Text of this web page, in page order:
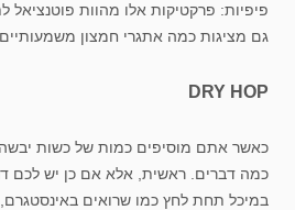
פיפיות: פרקטיקות אלו מהוות
גם מציגות כמה אתגרי חמצון משמעותיים.
DRY HOP
כאשר אתם מוסיפים כמות של כשות
כמה דברים. ראשית, אלא אם כן יש לכם
במיכל תחת לחץ כמו שרואים